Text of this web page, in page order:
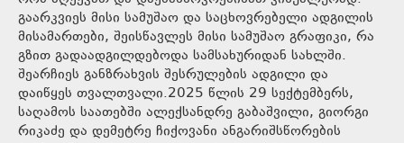
გაარკვიეს მისი სამუშაო და საცხოვრებელი ადგილის
მისამართები, შეისწავლეს მისი სამუშაო გრაფიკი, რა
გზით გადაადგილდებოდა სამსახურიდან სახლში.
შეარჩიეს განზრახვის შესრულების ადგილი და
დაიწყეს თვალთვალი.2025 წლის 29 სექტემბერს,
საღამოს საათებში ალექსანდრე გაბაშვილი, გიორგი
რიკაძე და დემეტრე ჩიქოვანი ანგარიშსწორების